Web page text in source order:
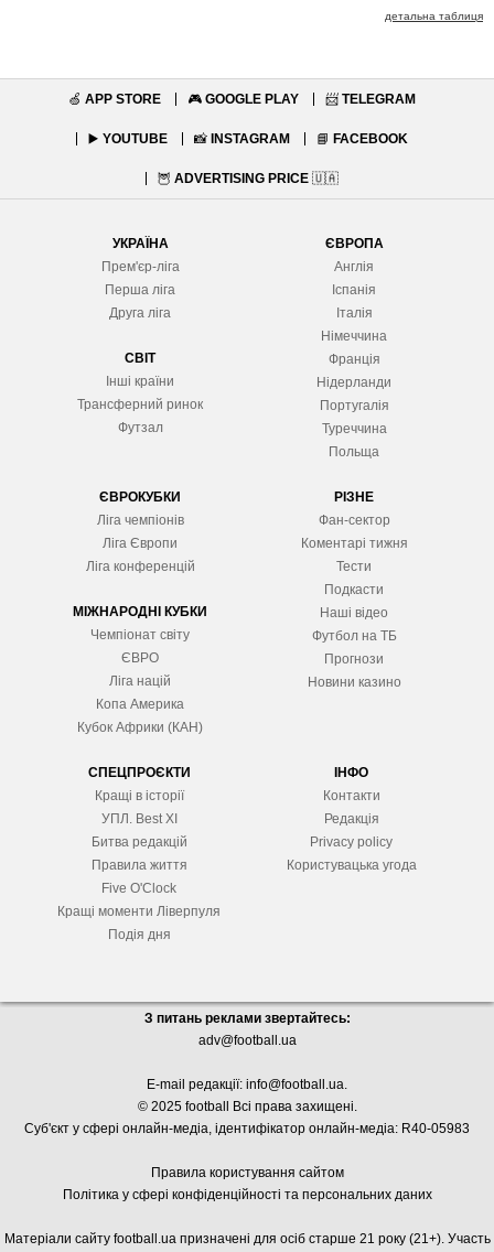
детальна таблиця
🍏 APP STORE 🎮 GOOGLE PLAY 📨 TELEGRAM
▶️ YOUTUBE 📸 INSTAGRAM 📘 FACEBOOK
🦉 ADVERTISING PRICE 🇺🇦
УКРАЇНА
Прем'єр-ліга
Перша ліга
Друга ліга
СВІТ
Інші країни
Трансферний ринок
Футзал
ЄВРОПА
Англія
Іспанія
Італія
Німеччина
Франція
Нідерланди
Португалія
Туреччина
Польща
ЄВРОКУБКИ
Ліга чемпіонів
Ліга Європи
Ліга конференцій
МІЖНАРОДНІ КУБКИ
Чемпіонат світу
ЄВРО
Ліга націй
Копа Америка
Кубок Африки (КАН)
РІЗНЕ
Фан-сектор
Коментарі тижня
Тести
Подкасти
Наші відео
Футбол на ТБ
Прогнози
Новини казино
СПЕЦПРОЄКТИ
Кращі в історії
УПЛ. Best XІ
Битва редакцій
Правила життя
Five O'Clock
Кращі моменти Ліверпуля
Подія дня
ІНФО
Контакти
Редакція
Privacy policy
Користувацька угода
З питань реклами звертайтесь:
adv@football.ua
E-mail редакції: info@football.ua.
© 2025 football Всі права захищені.
Суб'єкт у сфері онлайн-медіа, ідентифікатор онлайн-медіа: R40-05983
Правила користування сайтом
Політика у сфері конфіденційності та персональних даних
Матеріали сайту football.ua призначені для осіб старше 21 року (21+). Участь